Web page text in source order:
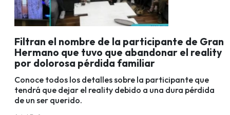
Filtran el nombre de la participante de Gran
Hermano que tuvo que abandonar el reality
por dolorosa pérdida familiar
Conoce todos los detalles sobre la participante que
tendrá que dejar el reality debido a una dura pérdida
de un ser querido.